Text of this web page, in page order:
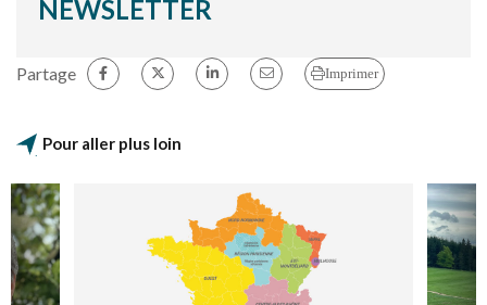
NEWSLETTER
Partage Imprimer
Pour aller plus loin